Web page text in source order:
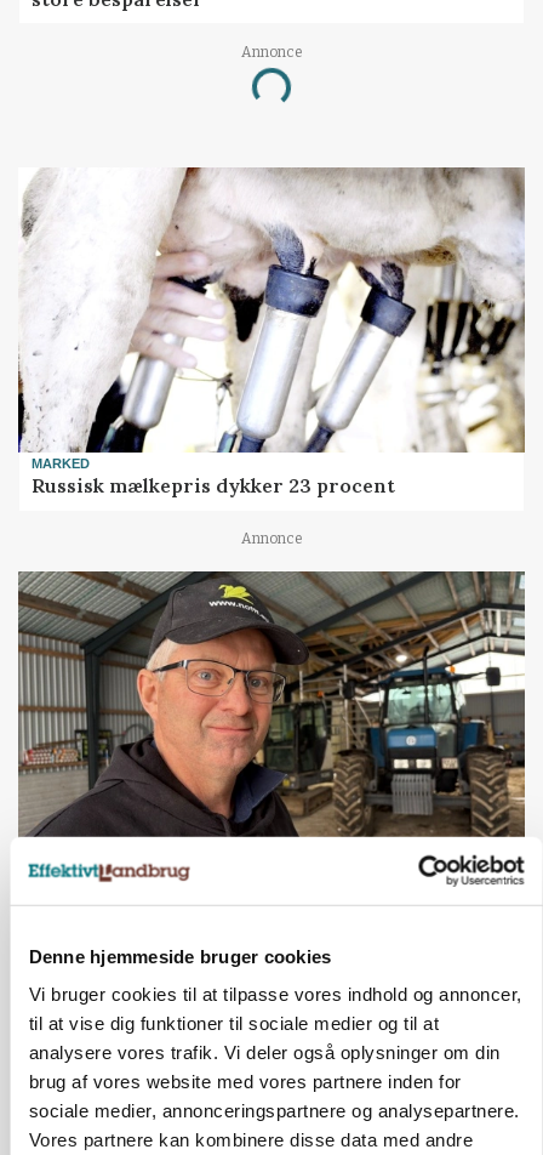
Denne hjemmeside bruger cookies
Vi bruger cookies til at tilpasse vores indhold og annoncer,
til at vise dig funktioner til sociale medier og til at
analysere vores trafik. Vi deler også oplysninger om din
brug af vores website med vores partnere inden for
sociale medier, annonceringspartnere og analysepartnere.
Vores partnere kan kombinere disse data med andre
Annonce
Loading...
MARKED
Russisk mælkepris dykker 23 procent
Annonce
POLITIK
»Nu stopper I«: Landbrugsdebattør og
protestgruppe vil demonstrere mod ny
Annonce
POLITIK
Folketinget behandler ny gødskningslov: Sådan
kan den ændre din bedrift fra 2027
Annonce